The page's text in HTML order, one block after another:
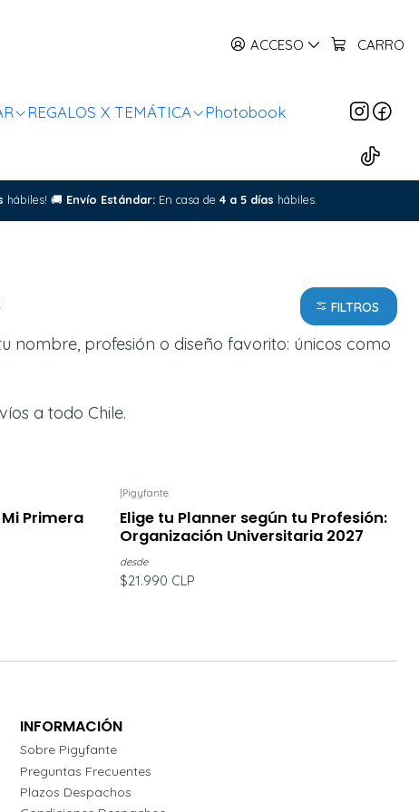
ACCESO CARRO
REGALOS X TEMÁTICA Photobook
hábiles! 🚚 Envío Estándar: En casa de 4 a 5 días hábiles.
nombre, profesión o diseño favorito: únicos como
a todo Chile.
FILTROS
Primera
Pigyfante
Elige tu Planner según tu Profesión:
Organización Universitaria 2027
desde
$21.990 CLP
INFORMACIÓN
Sobre Pigyfante
Preguntas Frecuentes
Plazos Despachos